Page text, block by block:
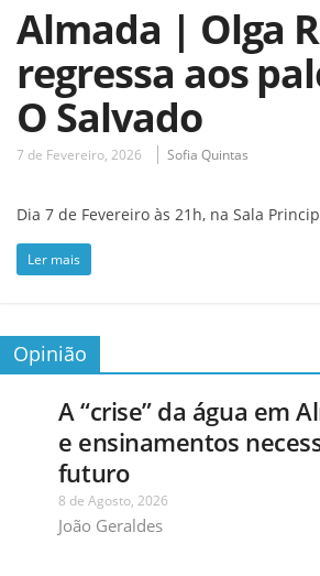
Almada | Olga
regressa aos
O Salvado
7 de Fevereiro, 2026 Sofia Quintas
Dia 7 de Fevereiro às 21h, na Sala
Ler mais
Opinião
A “crise” da água em
e ensinamentos
futuro
8 de Agosto, 2026
João Geraldes